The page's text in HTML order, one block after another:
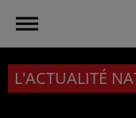
L'ACTUALITÉ